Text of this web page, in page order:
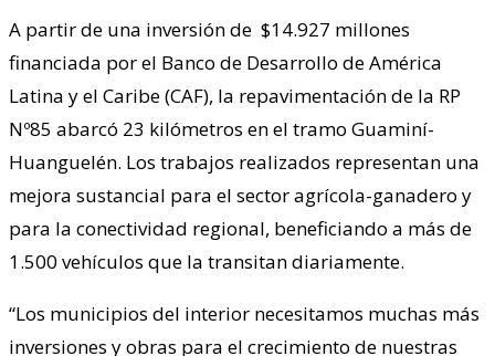
A partir de una inversión de $14.927 millones
financiada por el Banco de Desarrollo de América
Latina y el Caribe (CAF), la repavimentación de la RP
Nº85 abarcó 23 kilómetros en el tramo Guaminí-
Huanguelén. Los trabajos realizados representan una
mejora sustancial para el sector agrícola-ganadero y
para la conectividad regional, beneficiando a más de
1.500 vehículos que la transitan diariamente.
“Los municipios del interior necesitamos muchas más
inversiones y obras para el crecimiento de nuestras